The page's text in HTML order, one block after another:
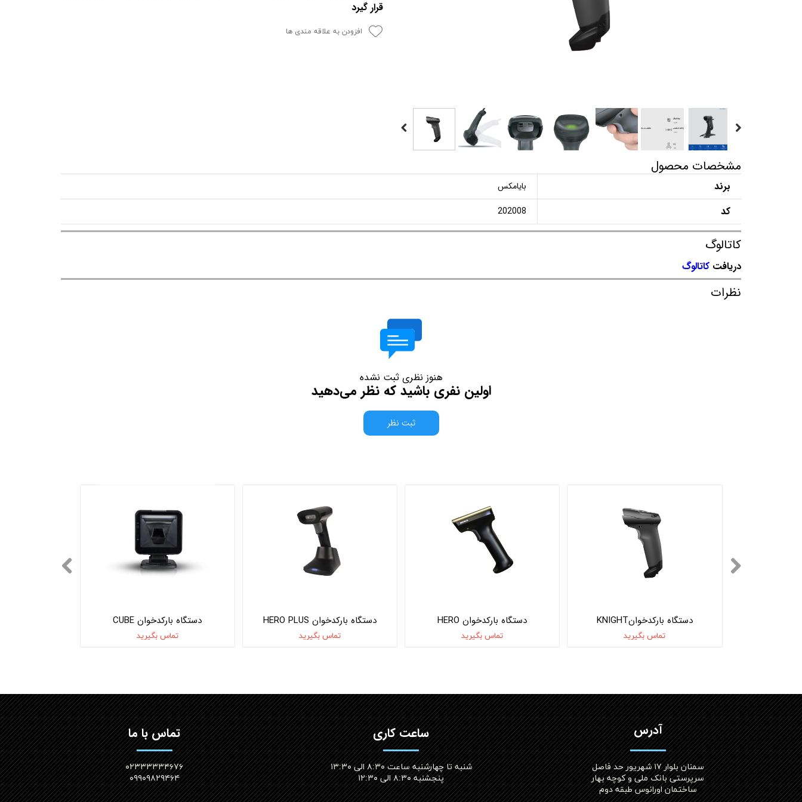
قرار گیرد
افزودن به علاقه مندی ها
مشخصات محصول
برند بایامکس
کد 202008
کاتالوگ
دریافت کاتالوگ
نظرات
هنوز نظری ثبت نشده
اولین نفری باشید که نظر می‌دهید
ثبت نظر
دستگاه بارکدخوان CUBE
تماس بگیرید
دستگاه بارکدخوان HERO PLUS
تماس بگیرید
دستگاه بارکدخوان HERO
تماس بگیرید
دستگاه بارکدخوانKNIGHT
تماس بگیرید
آدرس
سمنان بلوار ۱۷ شهریور حد فاصل
سرپرستی بانک ملی و کوچه بهار
ساختمان اورانوس طبقه دوم
ساعت کاری
شنبه تا چهارشنبه ساعت ۸:۳۰ الی ۱۳:۳۰
پنجشنبه ۸:۳۰ الی ۱۲:۳۰​​​​​​​
تماس با ما
۰۲۳۳۳۳۳۴۶۷۶
۰۹۹۰۹۸۲۹۴۶۴